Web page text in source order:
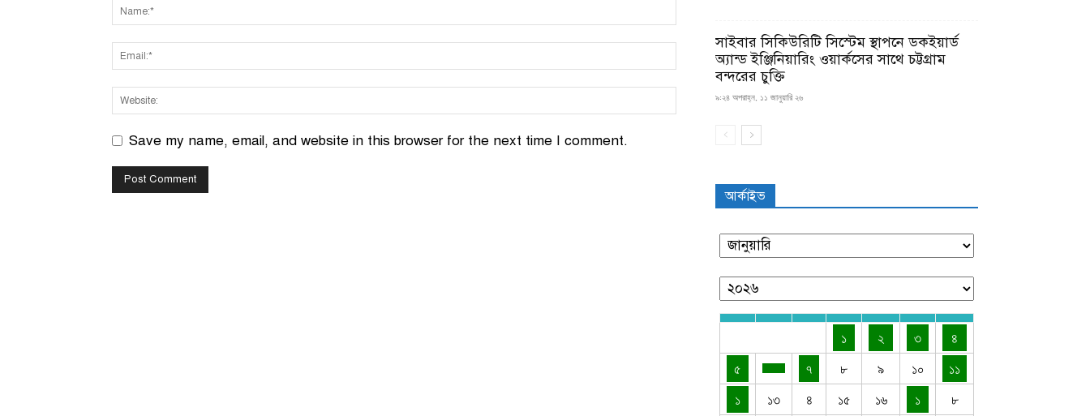
Save my name, email, and website in this browser for the next time I comment.
সাইবার সিকিউরিটি সিস্টেম স্থাপনে ডকইয়ার্ড
অ্যান্ড ইঞ্জিনিয়ারিং ওয়ার্কসের সাথে চট্টগ্রাম
বন্দরের চুক্তি
৯:২৪ অপরাহ্ন, ১১ জানুয়ারি ২৬
আর্কাইভ
১ ২ ৩
৪
৫
৭ ৮ ৯ ১০
১১
১
১৩ ৪ ১৫ ১৬ ১
৮